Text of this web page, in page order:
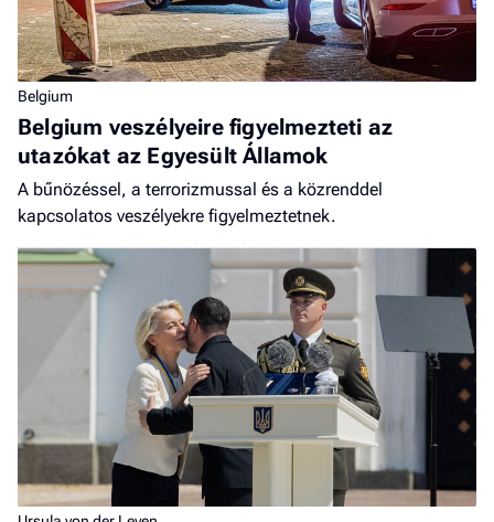
Belgium
Belgium veszélyeire figyelmezteti az
utazókat az Egyesült Államok
A bűnözéssel, a terrorizmussal és a közrenddel
kapcsolatos veszélyekre figyelmeztetnek.